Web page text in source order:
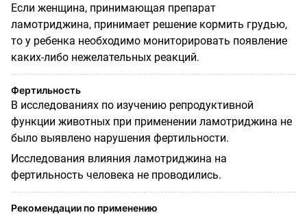
Если женщина, принимающая препарат
ламотриджина, принимает решение кормить грудью,
то у ребенка необходимо мониторировать появление
каких-либо нежелательных реакций.
Фертильность
В исследованиях по изучению репродуктивной
функции животных при применении ламотриджина не
было выявлено нарушения фертильности.
Исследования влияния ламотриджина на
фертильность человека не проводились.
Рекомендации по применению